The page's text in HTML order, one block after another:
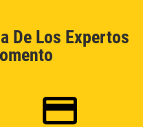
De Los Expertos